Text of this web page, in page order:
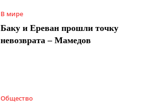
В мире
Баку и Ереван прошли точку
невозврата – Мамедов
Общество